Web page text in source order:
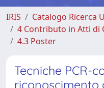
IRIS
Catalogo Ricerca
4 Contributo in Atti di
4.3 Poster
Tecniche PCR-
riconoscimento